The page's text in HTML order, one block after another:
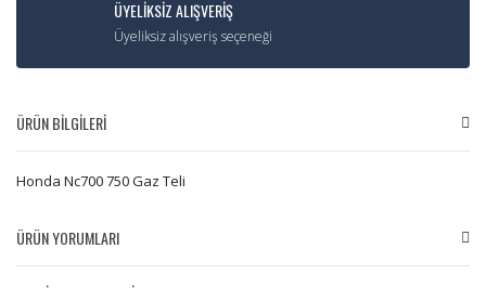
ÜYELİKSİZ ALIŞVERİŞ
Üyeliksiz alışveriş seçeneği
ÜRÜN BİLGİLERİ
Honda Nc700 750 Gaz Teli
ÜRÜN YORUMLARI